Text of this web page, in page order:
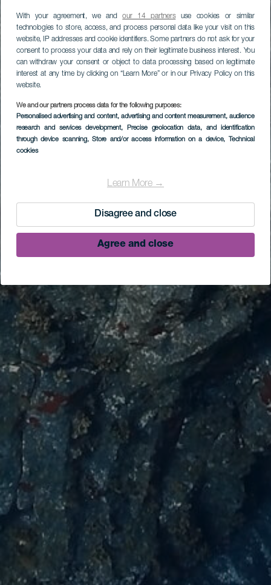
With your agreement, we andour 14 partnersuse cookies or similar
technologies to store, access, and process personal data like your visit on this
website, IP addresses and cookie identifiers. Some partners do not ask for your
consent to process your data and rely on their legitimate business interest. You
can withdraw your consent or object to data processing based on legitimate
interest at any time by clicking on “Learn More” or in our Privacy Policy on this
website.
We and our partners process data for the following purposes:
Personalised advertising and content, advertising and content measurement, audience
research and services development, Precise geolocation data, and identification
through device scanning, Store and/or access information on a device, Technical
cookies
Learn More →
Disagree and close
Agree and close